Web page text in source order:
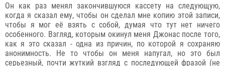
Он как раз менял закончившуюся кассету на следующую,
когда я сказал ему, чтобы он сделал мне копию этой записи,
чтобы я мог её взять с собой, думая что тут нет ничего
особенного. Взгляд, которым окинул меня Джонас после того,
как я это сказал - одна из причин, по которой я сохраняю
анонимность. Не то чтобы он меня напугал, но это был
серьезный, почти жуткий взгляд с последующей фразой (не